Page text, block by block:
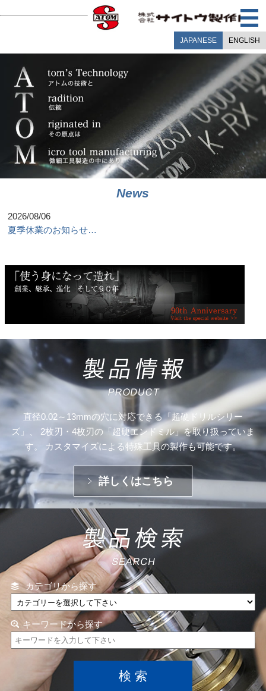
JAPANESE ENGLISH
News
2026/07/15
価格表掲載のお知ら…
直径0.02～13mmの穴に対応できる「超硬ドリルシリー
ズ」、
2枚刃・4枚刃の「超硬エンドミル」を取り扱っていま
す。
カスタマイズによる特殊工具の製作も可能です。
詳しくはこちら
カテゴリから探す
キーワードから探す